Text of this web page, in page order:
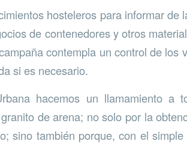
hosteleros para informar de
de contenedores y otros
contempla un control de los
si es necesario.
hacemos un llamamiento a
de arena; no solo por la
sino también porque, con el